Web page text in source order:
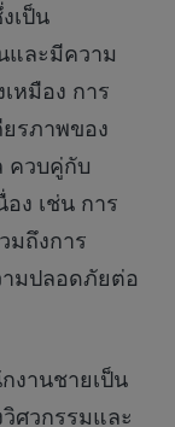
เป็น
และมีความ
หมือง การ
รภาพของ
ควบคู่กับ
ง เช่น การ
มถึงการ
มปลอดภัยต่อ
งานชายเป็น
ศวกรรมและ